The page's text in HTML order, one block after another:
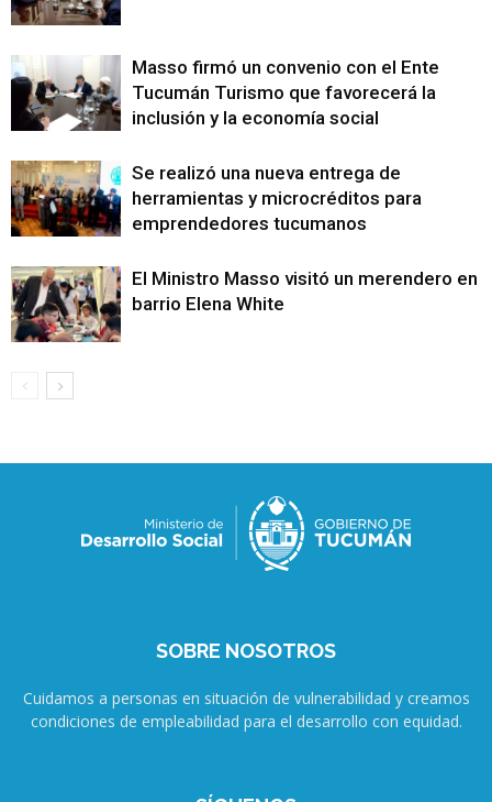
Masso firmó un convenio con el Ente
Tucumán Turismo que favorecerá la
inclusión y la economía social
Se realizó una nueva entrega de
herramientas y microcréditos para
emprendedores tucumanos
El Ministro Masso visitó un merendero en
barrio Elena White
SOBRE NOSOTROS
Cuidamos a personas en situación de vulnerabilidad y creamos
condiciones de empleabilidad para el desarrollo con equidad.